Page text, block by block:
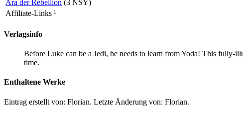
Ära der Rebellion (3 NSY)
Affiliate-Links ¹
Verlagsinfo
Before Luke can be a Jedi, he needs to learn from Yoda! This fully-
time.
Enthaltene Werke
Eintrag erstellt von: Florian. Letzte Änderung von: Florian.